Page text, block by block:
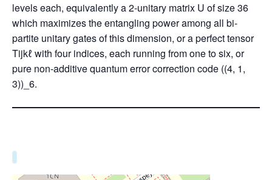
levels each, equivalently a 2-unitary matrix U of size 36
which maximizes the entangling power among all bi-
partite unitary gates of this dimension, or a perfect tensor
Tijkℓ with four indices, each running from one to six, or
pure non-additive quantum error correction code ((4, 1,
3))_6.